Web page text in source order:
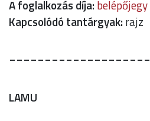
A foglalkozás díja: belépőjegy
Kapcsolódó tantárgyak: rajz
LAMU